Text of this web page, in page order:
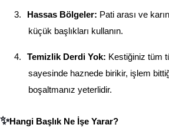
3. Hassas Bölgeler: Pati arası ve
küçük başlıkları kullanın.
4. Temizlik Derdi Yok: Kestiğiniz tüm
sayesinde haznede birikir, işlem
boşaltmanız yeterlidir.
✨Hangi Başlık Ne İşe Yarar?